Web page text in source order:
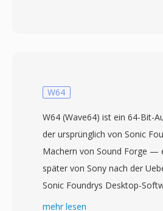
Authoring-Workflows nützlich,
Audioströme separat
werden, bevor sie zum
Containerformat
M2V-Streams unterstützen
als auch Progressive-Scan-
W64
W64 (Wave64) ist ein 64-Bit-
der ursprünglich von Sonic
Machern von Sound Forge —
später von Sony nach der
Sonic Foundrys Desktop-
weitergeführt wurde. Das
mehr lesen